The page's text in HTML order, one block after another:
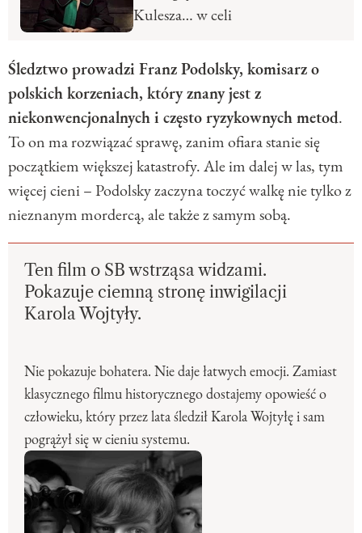
Kulesza… w celi
Śledztwo prowadzi Franz Podolsky, komisarz o
polskich korzeniach, który znany jest z
niekonwencjonalnych i często ryzykownych metod.
To on ma rozwiązać sprawę, zanim ofiara stanie się
początkiem większej katastrofy. Ale im dalej w las, tym
więcej cieni – Podolsky zaczyna toczyć walkę nie tylko z
nieznanym mordercą, ale także z samym sobą.
Ten film o SB wstrząsa widzami.
Pokazuje ciemną stronę inwigilacji
Karola Wojtyły.
Nie pokazuje bohatera. Nie daje łatwych emocji. Zamiast
klasycznego filmu historycznego dostajemy opowieść o
człowieku, który przez lata śledził Karola Wojtyłę i sam
pogrążył się w cieniu systemu.